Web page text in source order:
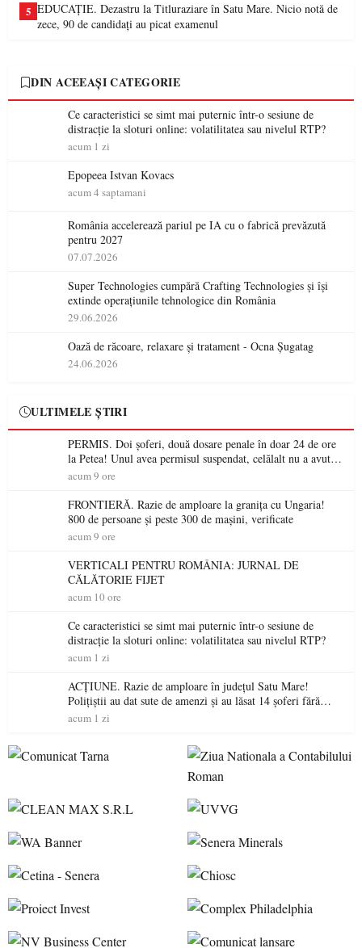
5 EDUCAȚIE. Dezastru la Titluraziare în Satu Mare. Nicio notă de
zece, 90 de candidați au picat examenul
DIN ACEEAȘI CATEGORIE
Ce caracteristici se simt mai puternic într-o sesiune de
distracție la sloturi online: volatilitatea sau nivelul RTP?
acum 1 zi
Epopeea Istvan Kovacs
acum 4 saptamani
România accelerează pariul pe IA cu o fabrică prevăzută
pentru 2027
07.07.2026
Super Technologies cumpără Crafting Technologies și își
extinde operațiunile tehnologice din România
29.06.2026
Oază de răcoare, relaxare și tratament - Ocna Șugatag
24.06.2026
ULTIMELE ȘTIRI
PERMIS. Doi șoferi, două dosare penale în doar 24 de ore
la Petea! Unul avea permisul suspendat, celălalt nu a avut
niciodată permis
acum 9 ore
FRONTIERĂ. Razie de amploare la granița cu Ungaria!
800 de persoane și peste 300 de mașini, verificate
acum 9 ore
VERTICALI PENTRU ROMÂNIA: JURNAL DE
CĂLĂTORIE FIJET
acum 10 ore
Ce caracteristici se simt mai puternic într-o sesiune de
distracție la sloturi online: volatilitatea sau nivelul RTP?
acum 1 zi
ACȚIUNE. Razie de amploare în județul Satu Mare!
Polițiștii au dat sute de amenzi și au lăsat 14 șoferi fără
permis într-o singură zi
acum 1 zi